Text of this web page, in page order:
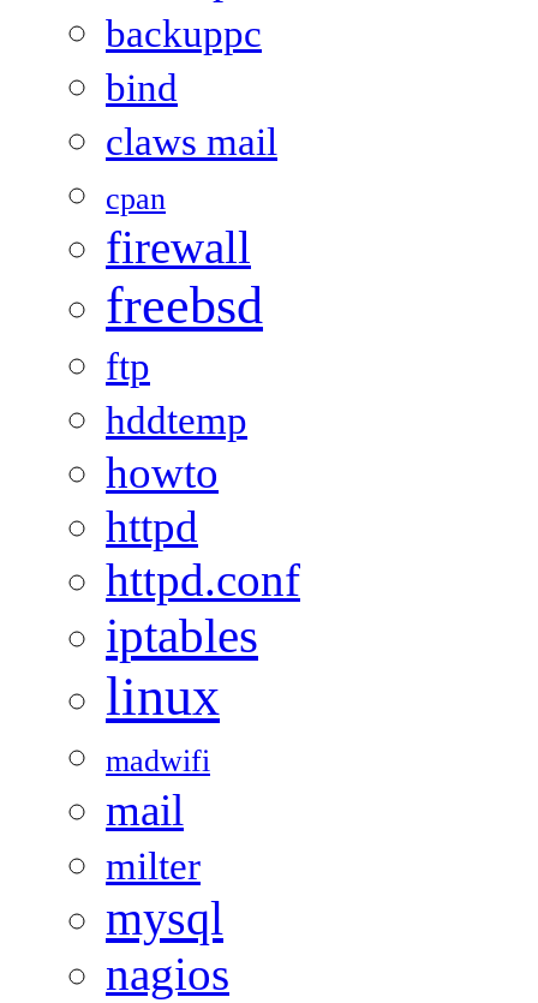
backuppc
bind
claws mail
cpan
firewall
freebsd
ftp
hddtemp
howto
httpd
httpd.conf
iptables
linux
madwifi
mail
milter
mysql
nagios